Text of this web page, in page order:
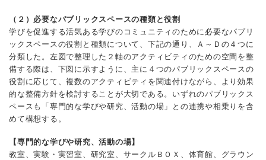
（２）必要なパブリックスペースの種類と役割
学びを促進する活気ある学びのコミュニティのために必要なパブリ
ックスペースの役割と種類について、下記の通り、Ａ～Ｄの４つに
分類した。左図で整理した２軸のアクティビティのための空間を整
備する際は、下図に示すように、主に４つのパブリックスペースの
役割に応じて、複数のアクティビティを関連付けながら、より効果
的な整備方針を検討することが大切である。いずれのパブリックス
ペースも「専門的な学びや研究、活動の場」との連携や相乗りを含
めて構想する。
【専門的な学びや研究、活動の場】
教室、実験・実習室、研究室、サークルＢＯＸ、体育館、グラウン